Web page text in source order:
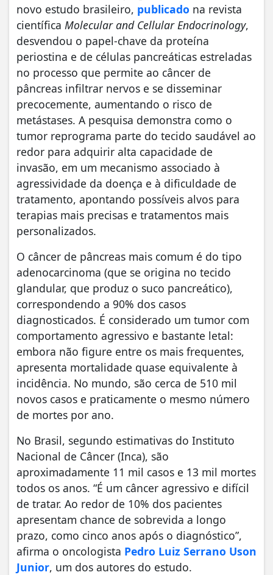
novo estudo brasileiro, publicado na revista
científica Molecular and Cellular Endocrinology,
desvendou o papel-chave da proteína
periostina e de células pancreáticas estreladas
no processo que permite ao câncer de
pâncreas infiltrar nervos e se disseminar
precocemente, aumentando o risco de
metástases. A pesquisa demonstra como o
tumor reprograma parte do tecido saudável ao
redor para adquirir alta capacidade de
invasão, em um mecanismo associado à
agressividade da doença e à dificuldade de
tratamento, apontando possíveis alvos para
terapias mais precisas e tratamentos mais
personalizados.
O câncer de pâncreas mais comum é do tipo
adenocarcinoma (que se origina no tecido
glandular, que produz o suco pancreático),
correspondendo a 90% dos casos
diagnosticados. É considerado um tumor com
comportamento agressivo e bastante letal:
embora não figure entre os mais frequentes,
apresenta mortalidade quase equivalente à
incidência. No mundo, são cerca de 510 mil
novos casos e praticamente o mesmo número
de mortes por ano.
No Brasil, segundo estimativas do Instituto
Nacional de Câncer (Inca), são
aproximadamente 11 mil casos e 13 mil mortes
todos os anos. “É um câncer agressivo e difícil
de tratar. Ao redor de 10% dos pacientes
apresentam chance de sobrevida a longo
prazo, como cinco anos após o diagnóstico”,
afirma o oncologista Pedro Luiz Serrano Uson
Junior, um dos autores do estudo.